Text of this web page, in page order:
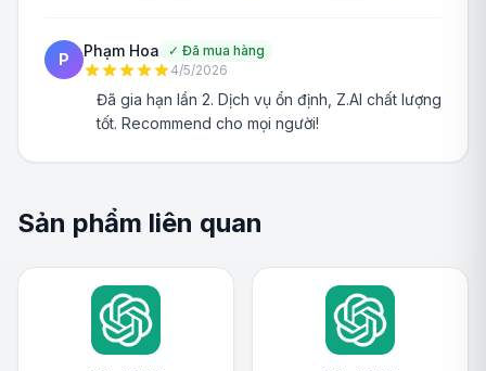
P Phạm Hoa ✓ Đã mua hàng
4/5/2026
Đã gia hạn lần 2. Dịch vụ ổn định, Z.AI chất lượng
tốt. Recommend cho mọi người!
Sản phẩm liên quan